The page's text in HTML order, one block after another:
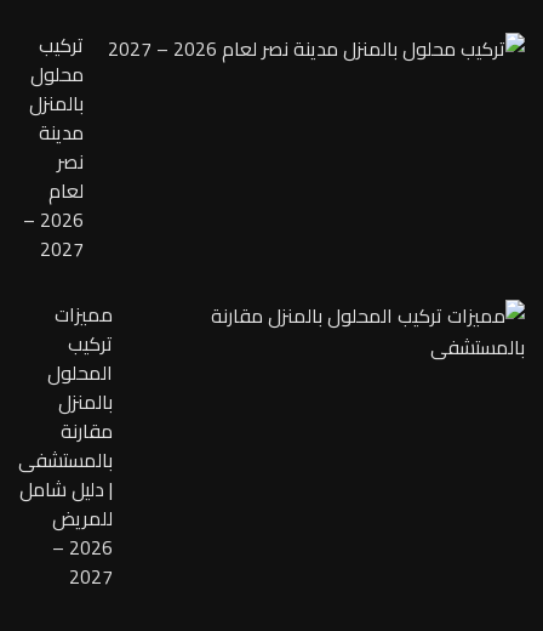
تركيب
محلول
بالمنزل
مدينة
نصر
لعام
2026 –
2027
مميزات
تركيب
المحلول
بالمنزل
مقارنة
بالمستشفى
| دليل شامل
للمريض
2026 –
2027